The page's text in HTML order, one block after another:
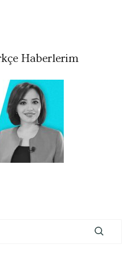
Haberlerim